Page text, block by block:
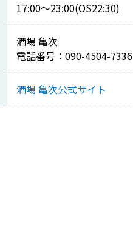
17:00～23:00(OS22:30)
酒場 亀次
電話番号：090-4504-7336
酒場 亀次公式サイト